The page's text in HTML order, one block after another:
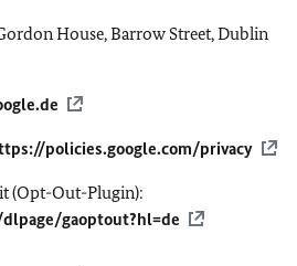
House, Barrow Street, Dublin
policies.google.com/privacy
(Opt-Out-Plugin):
gaoptout?hl=de